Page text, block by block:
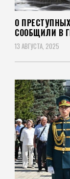
О
СООБЩИЛИ В
13 АВГУСТА, 2025